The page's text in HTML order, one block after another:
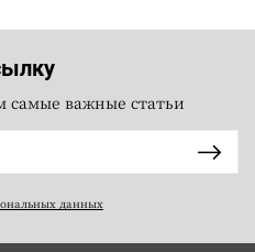
самые важные статьи
данных